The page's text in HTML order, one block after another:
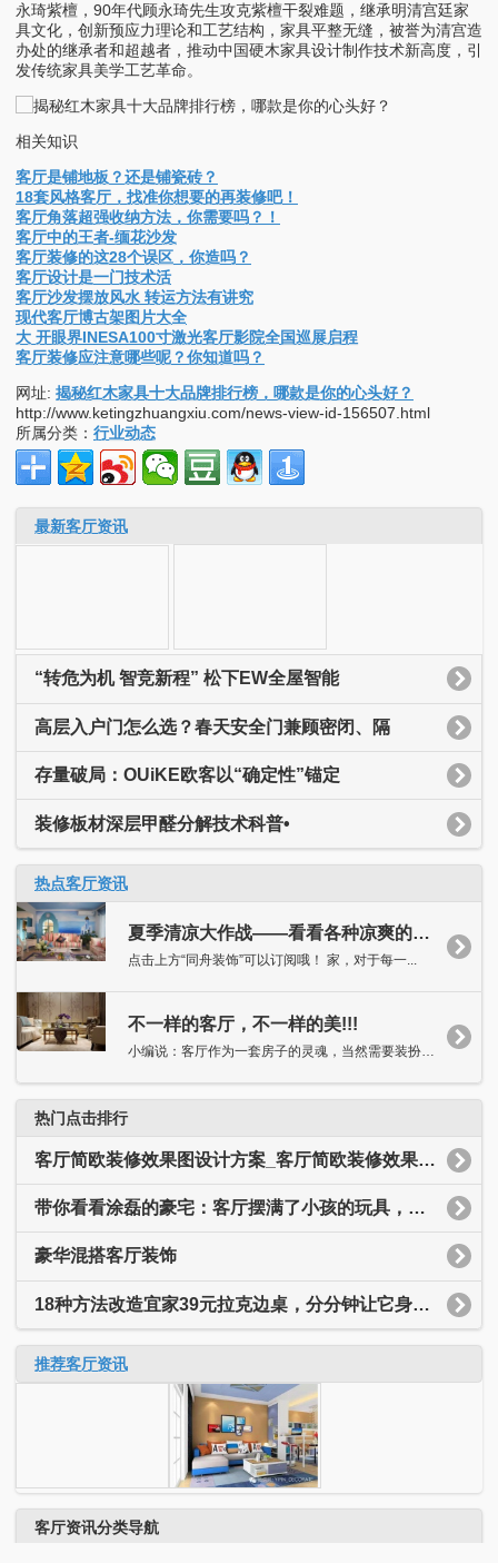
永琦紫檀，90年代顾永琦先生攻克紫檀干裂难题，继承明清宫廷家
具文化，创新预应力理论和工艺结构，家具平整无缝，被誉为清宫造
办处的继承者和超越者，推动中国硬木家具设计制作技术新高度，引
发传统家具美学工艺革命。
相关知识
客厅是铺地板？还是铺瓷砖？
18套风格客厅，找准你想要的再装修吧！
客厅角落超强收纳方法，你需要吗？！
客厅中的王者-缅花沙发
客厅装修的这28个误区，你造吗？
客厅设计是一门技术活
客厅沙发摆放风水 转运方法有讲究
现代客厅博古架图片大全
大 开眼界INESA100寸激光客厅影院全国巡展启程
客厅装修应注意哪些呢？你知道吗？
网址: 揭秘红木家具十大品牌排行榜，哪款是你的心头好？
http://www.ketingzhuangxiu.com/news-view-id-156507.html
所属分类： 行业动态
最新客厅资讯
“转危为机 智竞新程” 松下EW全屋智能
高层入户门怎么选？春天安全门兼顾密闭、隔
存量破局：OUiKE欧客以“确定性”锚定
装修板材深层甲醛分解技术科普•
热点客厅资讯
夏季清凉大作战——看看各种凉爽的客厅吧！
点击上方“同舟装饰”可以订阅哦！ 家，对于每一...
不一样的客厅，不一样的美!!!
热门点击排行
客厅简欧装修效果图设计方案_客厅简欧装修效果图大全
带你看看涂磊的豪宅：客厅摆满了小孩的玩具，装修简约又温馨
豪华混搭客厅装饰
18种方法改造宜家39元拉克边桌，分分钟让它身价翻十倍
推荐客厅资讯
客厅资讯分类导航